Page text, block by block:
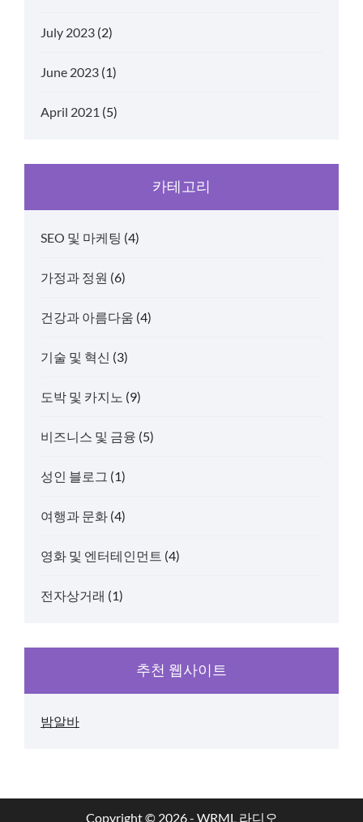
July 2023 (2)
June 2023 (1)
April 2021 (5)
카테고리
SEO 및 마케팅 (4)
가정과 정원 (6)
건강과 아름다움 (4)
기술 및 혁신 (3)
도박 및 카지노 (9)
비즈니스 및 금융 (5)
성인 블로그 (1)
여행과 문화 (4)
영화 및 엔터테인먼트 (4)
전자상거래 (1)
추천 웹사이트
밤알바
Copyright © 2026 - WRML 라디오